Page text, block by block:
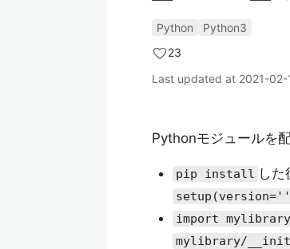
Python
Python3
23
Last updated at 2021-02-
Pythonモジュールを
pip install した
import mylibrary
mylibrary/